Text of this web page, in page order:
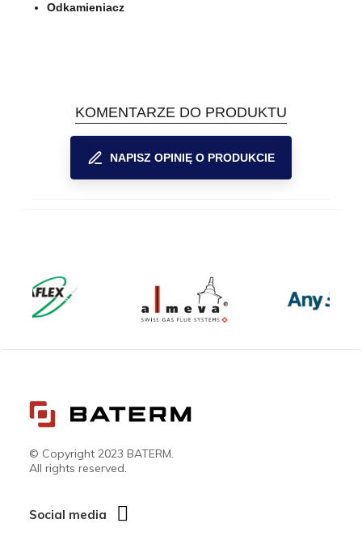
Odkamieniacz
KOMENTARZE DO PRODUKTU
NAPISZ OPINIĘ O PRODUKCIE
© Copyright 2023 BATERM.
All rights reserved.
Social media